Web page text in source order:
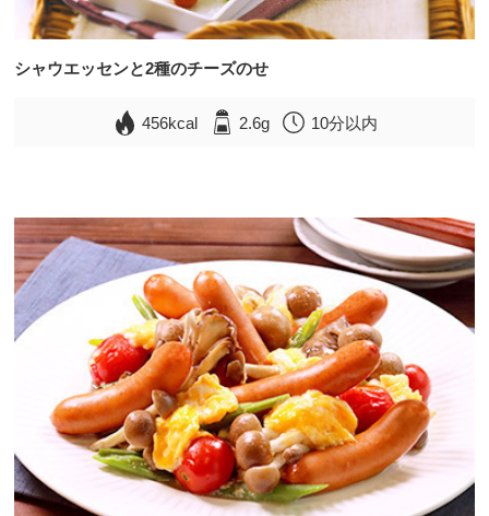
シャウエッセンと2種のチーズのせ
456kcal 2.6g 10分以内